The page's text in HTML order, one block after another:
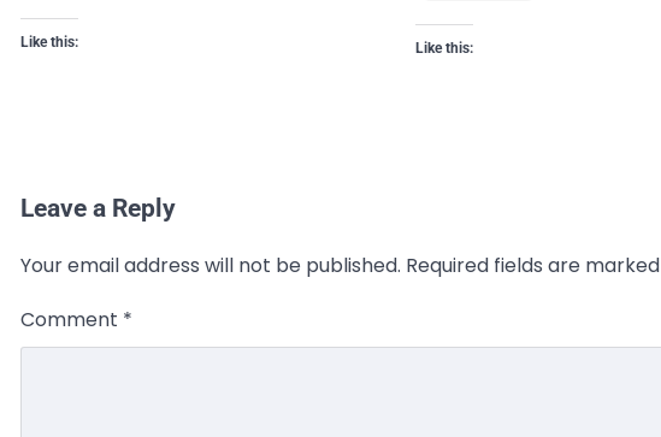
Like this: Like this:
Leave a Reply
Your email address will not be published. Required fields are marked
Comment *